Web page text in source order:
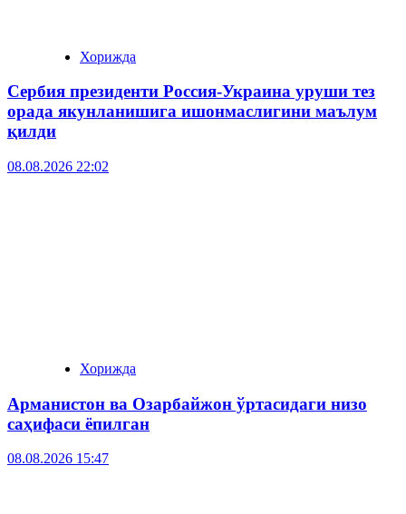
Хорижда
Сербия президенти Россия-Украина уруши тез
орада якунланишига ишонмаслигини маълум
қилди
08.08.2026 22:02
Хорижда
Арманистон ва Озарбайжон ўртасидаги низо
саҳифаси ёпилган
08.08.2026 15:47